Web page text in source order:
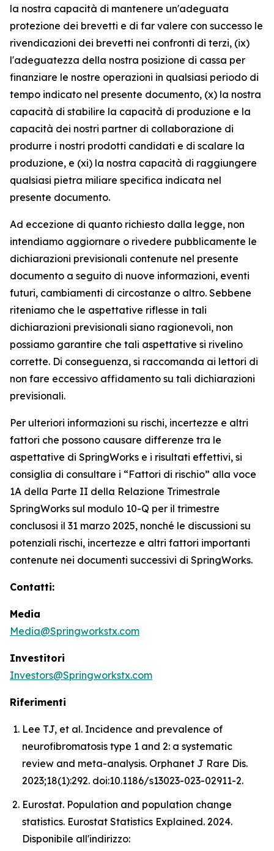
la nostra capacità di mantenere un'adeguata
protezione dei brevetti e di far valere con successo le
rivendicazioni dei brevetti nei confronti di terzi, (ix)
l'adeguatezza della nostra posizione di cassa per
finanziare le nostre operazioni in qualsiasi periodo di
tempo indicato nel presente documento, (x) la nostra
capacità di stabilire la capacità di produzione e la
capacità dei nostri partner di collaborazione di
produrre i nostri prodotti candidati e di scalare la
produzione, e (xi) la nostra capacità di raggiungere
qualsiasi pietra miliare specifica indicata nel
presente documento.
Ad eccezione di quanto richiesto dalla legge, non
intendiamo aggiornare o rivedere pubblicamente le
dichiarazioni previsionali contenute nel presente
documento a seguito di nuove informazioni, eventi
futuri, cambiamenti di circostanze o altro. Sebbene
riteniamo che le aspettative riflesse in tali
dichiarazioni previsionali siano ragionevoli, non
possiamo garantire che tali aspettative si rivelino
corrette. Di conseguenza, si raccomanda ai lettori di
non fare eccessivo affidamento su tali dichiarazioni
previsionali.
Per ulteriori informazioni su rischi, incertezze e altri
fattori che possono causare differenze tra le
aspettative di SpringWorks e i risultati effettivi, si
consiglia di consultare i “Fattori di rischio” alla voce
1A della Parte II della Relazione Trimestrale
SpringWorks sul modulo 10-Q per il trimestre
conclusosi il 31 marzo 2025, nonché le discussioni su
potenziali rischi, incertezze e altri fattori importanti
contenute nei documenti successivi di SpringWorks.
Contatti:
Media
Media@Springworkstx.com
Investitori
Investors@Springworkstx.com
Riferimenti
Lee TJ, et al. Incidence and prevalence of
neurofibromatosis type 1 and 2: a systematic
review and meta-analysis. Orphanet J Rare Dis.
2023;18(1):292. doi:10.1186/s13023-023-02911-2.
Eurostat. Population and population change
statistics. Eurostat Statistics Explained. 2024.
Disponibile all'indirizzo: